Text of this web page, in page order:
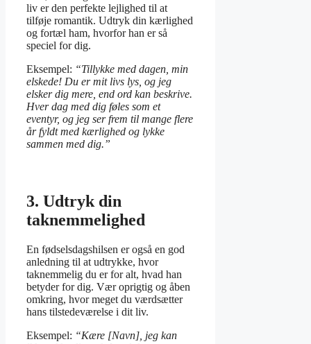
liv er den perfekte lejlighed til at
tilføje romantik. Udtryk din kærlighed
og fortæl ham, hvorfor han er så
speciel for dig.
Eksempel: “Tillykke med dagen, min
elskede! Du er mit livs lys, og jeg
elsker dig mere, end ord kan beskrive.
Hver dag med dig føles som et
eventyr, og jeg ser frem til mange flere
år fyldt med kærlighed og lykke
sammen med dig.”
3. Udtryk din
taknemmelighed
En fødselsdagshilsen er også en god
anledning til at udtrykke, hvor
taknemmelig du er for alt, hvad han
betyder for dig. Vær oprigtig og åben
omkring, hvor meget du værdsætter
hans tilstedeværelse i dit liv.
Eksempel: “Kære [Navn], jeg kan